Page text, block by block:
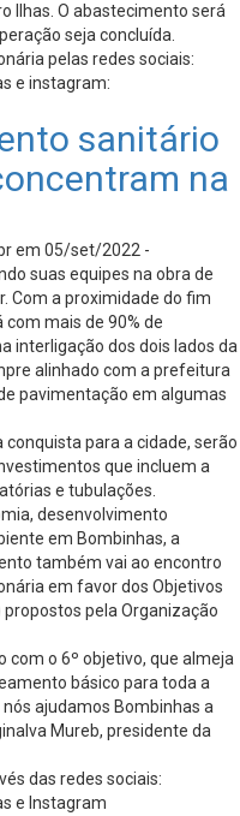
Ilhas. O abastecimento será
seja concluída.
pelas redes sociais:
e instagram:
sanitário
na
em 05/set/2022 -
suas equipes na obra de
Com a proximidade do fim
mais de 90% de
interligação dos dois lados da
alinhado com a prefeitura
pavimentação em algumas
para a cidade, serão
que incluem a
e tubulações.
desenvolvimento
em Bombinhas, a
também vai ao encontro
em favor dos Objetivos
pela Organização
com o 6º objetivo, que almeja
básico para toda a
ajudamos Bombinhas a
Mureb, presidente da
das redes sociais:
e Instagram